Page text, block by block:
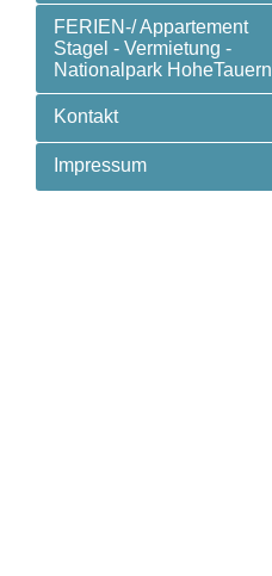
FERIEN-/ Appartement
Stagel - Vermietung -
Nationalpark HoheTauern
Kontakt
Impressum